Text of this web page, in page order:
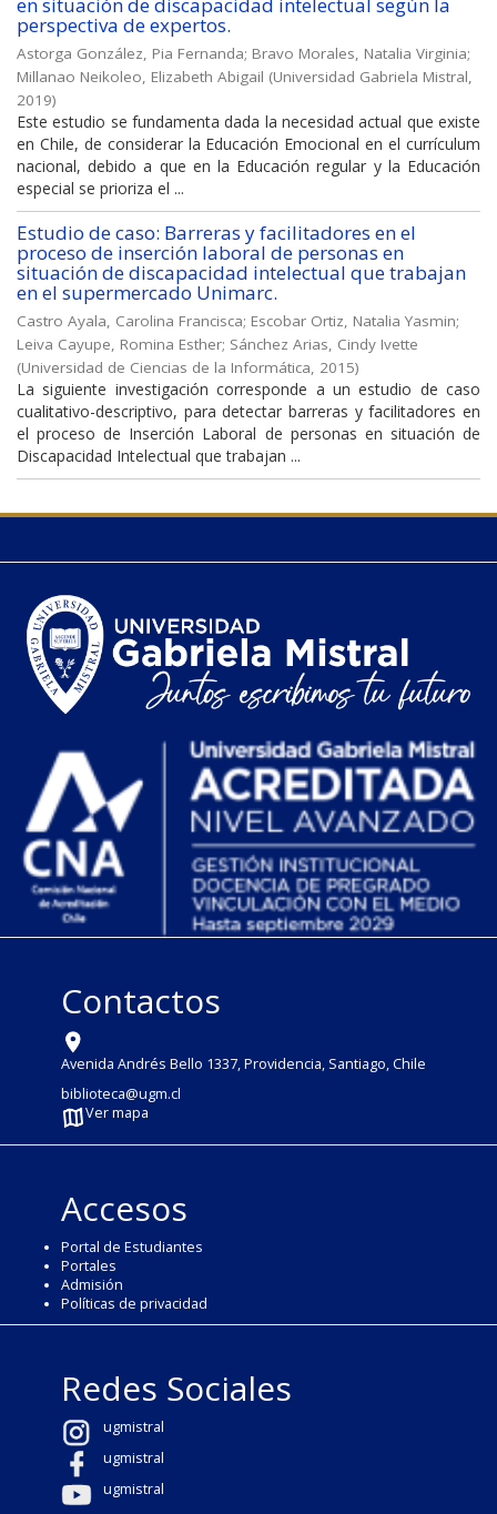
en situación de discapacidad intelectual según la
perspectiva de expertos.
Astorga González, Pia Fernanda; Bravo Morales, Natalia Virginia;
Millanao Neikoleo, Elizabeth Abigail (Universidad Gabriela Mistral,
2019)
Este estudio se fundamenta dada la necesidad actual que existe
en Chile, de considerar la Educación Emocional en el currículum
nacional, debido a que en la Educación regular y la Educación
especial se prioriza el ...
Estudio de caso: Barreras y facilitadores en el
proceso de inserción laboral de personas en
situación de discapacidad intelectual que trabajan
en el supermercado Unimarc.
Castro Ayala, Carolina Francisca; Escobar Ortiz, Natalia Yasmin;
Leiva Cayupe, Romina Esther; Sánchez Arias, Cindy Ivette
(Universidad de Ciencias de la Informática, 2015)
La siguiente investigación corresponde a un estudio de caso
cualitativo-descriptivo, para detectar barreras y facilitadores en
el proceso de Inserción Laboral de personas en situación de
Discapacidad Intelectual que trabajan ...
Contactos
Avenida Andrés Bello 1337, Providencia, Santiago, Chile
biblioteca@ugm.cl
Ver mapa
Accesos
Portal de Estudiantes
Portales
Admisión
Políticas de privacidad
Redes Sociales
ugmistral
ugmistral
ugmistral